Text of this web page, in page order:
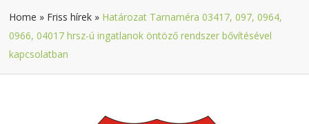
Home » Friss hírek » Határozat Tarnaméra 03417, 097, 0964,
0966, 04017 hrsz-ú ingatlanok öntöző rendszer bővítésével
kapcsolatban